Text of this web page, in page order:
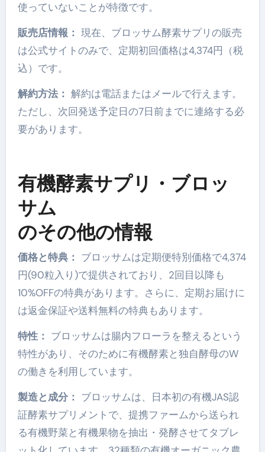
使っていないことが特徴です。
販売店情報： 現在、ブロッサム酵素サプリの販売
は公式サイトのみで、定期初回価格は4,374円（税
込）です。
解約方法： 解約は電話またはメールで行えます。
ただし、次回発送予定日の7日前までに連絡する必
要があります。
有機酵素サプリ・ブロッ
サム
のその他の情報
価格と特典： ブロッサムは定期便特別価格で4,374
円(90粒入り)で提供されており、2回目以降も
10%OFFの特典があります。さらに、定期お届けに
は返金保証や送料無料の特典もあります。
特性： ブロッサムは腸内フローラを整えるという
特性があり、そのために有機酵素と独自酵母のW
の働きを利用しています。
製造と成分： ブロッサムは、日本初の有機JAS認
証酵素サプリメントで、提携ファームから送られ
る有機野菜と有機果物を抽出・発酵させてタブレ